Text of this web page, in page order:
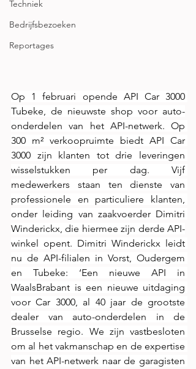
Techniek
Bedrijfsbezoeken
Reportages
Op 1 februari opende API Car 3000
Tubeke, de nieuwste shop voor auto-
onderdelen van het API-netwerk. Op
300 m² verkoopruimte biedt API Car
3000 zijn klanten tot drie leveringen
wisselstukken per dag. Vijf
medewerkers staan ten dienste van
professionele en particuliere klanten,
onder leiding van zaakvoerder Dimitri
Winderickx, die hiermee zijn derde API-
winkel opent. Dimitri Winderickx leidt
nu de API-filialen in Vorst, Oudergem
en Tubeke: ‘Een nieuwe API in
WaalsBrabant is een nieuwe uitdaging
voor Car 3000, al 40 jaar de grootste
dealer van auto-onderdelen in de
Brusselse regio. We zijn vastbesloten
om al het vakmanschap en de expertise
van het API-netwerk naar de garagisten